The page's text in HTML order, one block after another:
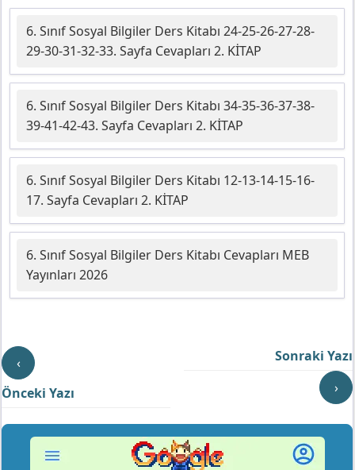
6. Sınıf Sosyal Bilgiler Ders Kitabı 24-25-26-27-28-
29-30-31-32-33. Sayfa Cevapları 2. KİTAP
6. Sınıf Sosyal Bilgiler Ders Kitabı 34-35-36-37-38-
39-41-42-43. Sayfa Cevapları 2. KİTAP
6. Sınıf Sosyal Bilgiler Ders Kitabı 12-13-14-15-16-
17. Sayfa Cevapları 2. KİTAP
6. Sınıf Sosyal Bilgiler Ders Kitabı Cevapları MEB
Yayınları 2026
‹
Önceki Yazı
Sonraki Yazı
›